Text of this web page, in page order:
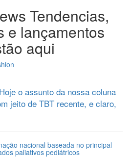
Tendencias,
e lançamentos
aqui
o assunto da nossa coluna
jeito de TBT recente, e claro,
nacional baseada no principal
paliativos pediátricos